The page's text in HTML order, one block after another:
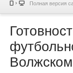
Полная версия